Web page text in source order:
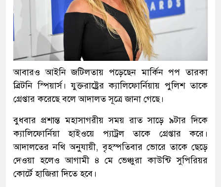
আবারও আইনি জটিলতায় পড়েছেন মার্কিন পপ তারকা
ব্রিটনি স্পিয়ার্স। যুক্তরাষ্ট্রের ক্যালিফোর্নিয়ায় পুলিশ তাকে
গ্রেপ্তার করেছে বলে আদালত সূত্রে জানা গেছে।
বুধবার প্রশান্ত মহাসাগরীয় সময় রাত সাড়ে ৯টার দিকে
ক্যালিফোর্নিয়া হাইওয়ে প্যাট্রল তাকে গ্রেপ্তার করে।
আদালতের নথি অনুযায়ী, বৃহস্পতিবার ভোরে তাকে ছেড়ে
দেওয়া হলেও আগামী ৪ মে ভেঞ্চুরা কাউন্টি সুপিরিয়র
কোর্টে হাজিরা দিতে হবে।